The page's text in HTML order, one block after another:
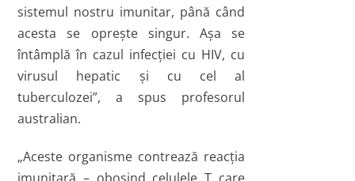
sistemul nostru imunitar, până când
acesta se opreşte singur. Aşa se
întâmplă în cazul infecţiei cu HIV, cu
virusul hepatic şi cu cel al
tuberculozei”, a spus profesorul
australian.
„Aceste organisme contrează reacţia
imunitară – obosind celulele T care